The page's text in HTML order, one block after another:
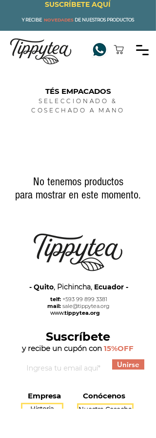
Y RECIBE NOVEDADES DE NUESTROS PRODUCTOS
SUSCRÍBETE AQUÍ
TÉS EMPACADOS
SELECCIONADO &
COSECHADO A MANO
No tenemos productos
para mostrar en este momento.
- Quito, Pichincha,Ecuador -
telf: +593 99 899 3381
mail: sale@tippytea.org
www.tippytea.org
Suscríbete
y recibe un cupón con 15%OFF
Unirse
Empresa
Historia
Conócenos
Nuestra Cosecha